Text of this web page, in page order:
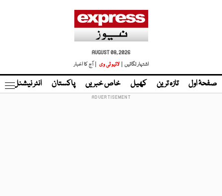
AUGUST 08, 2026
اشتہار لگائیں |
لائیو ٹی وی | آج کا اخبار
صفحۂ اول تازہ ترین کھیل خاص خبریں پاکستان انٹر نیشنل